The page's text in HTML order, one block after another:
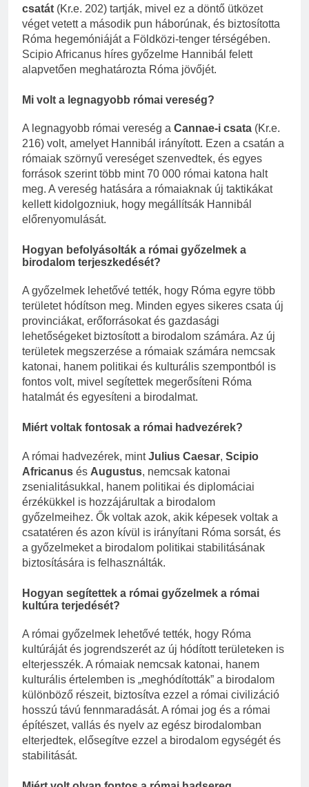
csatát (Kr.e. 202) tartják, mivel ez a döntő ütközet
véget vetett a második pun háborúnak, és biztosította
Róma hegemóniáját a Földközi-tenger térségében.
Scipio Africanus híres győzelme Hannibál felett
alapvetően meghatározta Róma jövőjét.
Mi volt a legnagyobb római vereség?
A legnagyobb római vereség a Cannae-i csata (Kr.e.
216) volt, amelyet Hannibál irányított. Ezen a csatán a
rómaiak szörnyű vereséget szenvedtek, és egyes
források szerint több mint 70 000 római katona halt
meg. A vereség hatására a rómaiaknak új taktikákat
kellett kidolgozniuk, hogy megállítsák Hannibál
előrenyomulását.
Hogyan befolyásolták a római győzelmek a
birodalom terjeszkedését?
A győzelmek lehetővé tették, hogy Róma egyre több
területet hódítson meg. Minden egyes sikeres csata új
provinciákat, erőforrásokat és gazdasági
lehetőségeket biztosított a birodalom számára. Az új
területek megszerzése a rómaiak számára nemcsak
katonai, hanem politikai és kulturális szempontból is
fontos volt, mivel segítettek megerősíteni Róma
hatalmát és egyesíteni a birodalmat.
Miért voltak fontosak a római hadvezérek?
A római hadvezérek, mintJulius Caesar, Scipio
Africanus és Augustus, nemcsak katonai
zsenialitásukkal, hanem politikai és diplomáciai
érzékükkel is hozzájárultak a birodalom
győzelmeihez. Ők voltak azok, akik képesek voltak a
csatatéren és azon kívül is irányítani Róma sorsát, és
a győzelmeket a birodalom politikai stabilitásának
biztosítására is felhasználták.
Hogyan segítettek a római győzelmek a római
kultúra terjedését?
A római győzelmek lehetővé tették, hogy Róma
kultúráját és jogrendszerét az új hódított területeken is
elterjesszék. A rómaiak nemcsak katonai, hanem
kulturális értelemben is „meghódították” a birodalom
különböző részeit, biztosítva ezzel a római civilizáció
hosszú távú fennmaradását. A római jog és a római
építészet, vallás és nyelv az egész birodalomban
elterjedtek, elősegítve ezzel a birodalom egységét és
stabilitását.